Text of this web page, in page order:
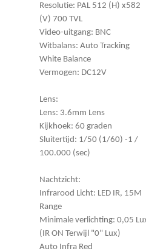
Resolutie: PAL 512 (H) x582
(V) 700 TVL
Video-uitgang: BNC
Witbalans: Auto Tracking
White Balance
Vermogen: DC12V
Lens:
Lens: 3.6mm Lens
Kijkhoek: 60 graden
Sluitertijd: 1/50 (1/60) -1 /
100.000 (sec)
Nachtzicht:
Infrarood Licht: LED IR, 15M
Range
Minimale verlichting: 0,05
(IR ON Terwijl "0" Lux)
Auto Infra Red